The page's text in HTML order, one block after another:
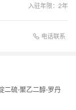
入驻年限： 2年
电话联系
二硫-聚乙二醇-罗丹